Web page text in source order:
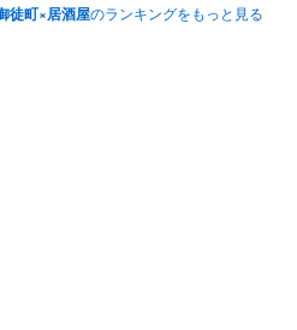
徒町×居酒屋のランキングをもっと見る